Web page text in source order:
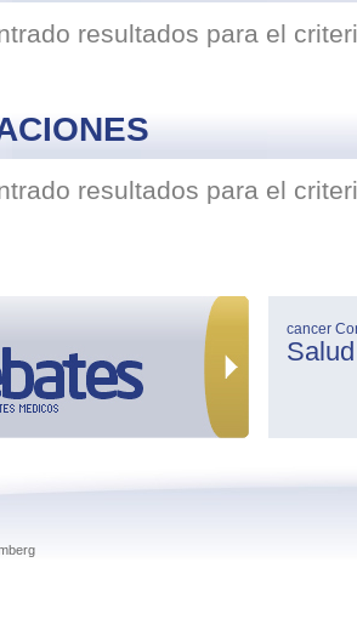
resultados para el
resultados para el
cancer
Salud